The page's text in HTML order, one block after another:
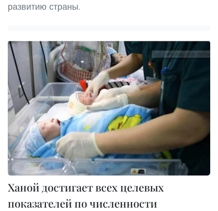
развитию страны.
Ханой достигает всех целевых
показателей по численности